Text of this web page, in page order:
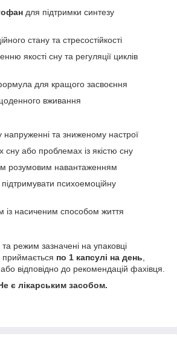
для підтримки синтезу
стану та стресостійкості
якості сну та регуляції циклів
для кращого засвоєння
вживання
та зниженому настрої
або проблемах із якістю сну
розумовим навантаженням
психоемоційну
із насиченим способом життя
режим зазначені на упаковці
приймається по 1 капсулі на день
або відповідно до рекомендацій фахівця.
є лікарським засобом.